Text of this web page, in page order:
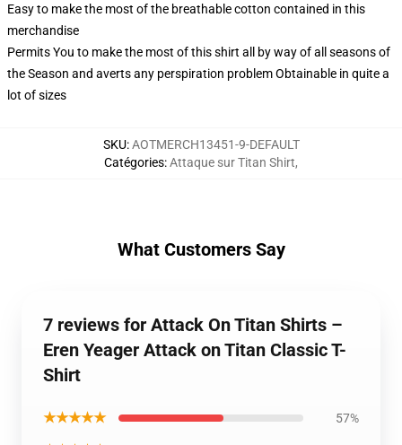
Easy to make the most of the breathable cotton contained in this
merchandise
Permits You to make the most of this shirt all by way of all seasons of
the Season and averts any perspiration problem Obtainable in quite a
lot of sizes
SKU:AOTMERCH13451-9-DEFAULT
Catégories:Attaque sur Titan Shirt,
What Customers Say
7 reviews for Attack On Titan Shirts –
Eren Yeager Attack on Titan Classic T-
Shirt
★★★★★ 57%